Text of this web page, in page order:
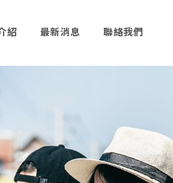
紹 最新消息 聯絡我們